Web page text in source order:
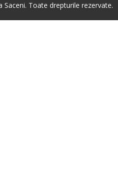
Toate drepturile rezervate.